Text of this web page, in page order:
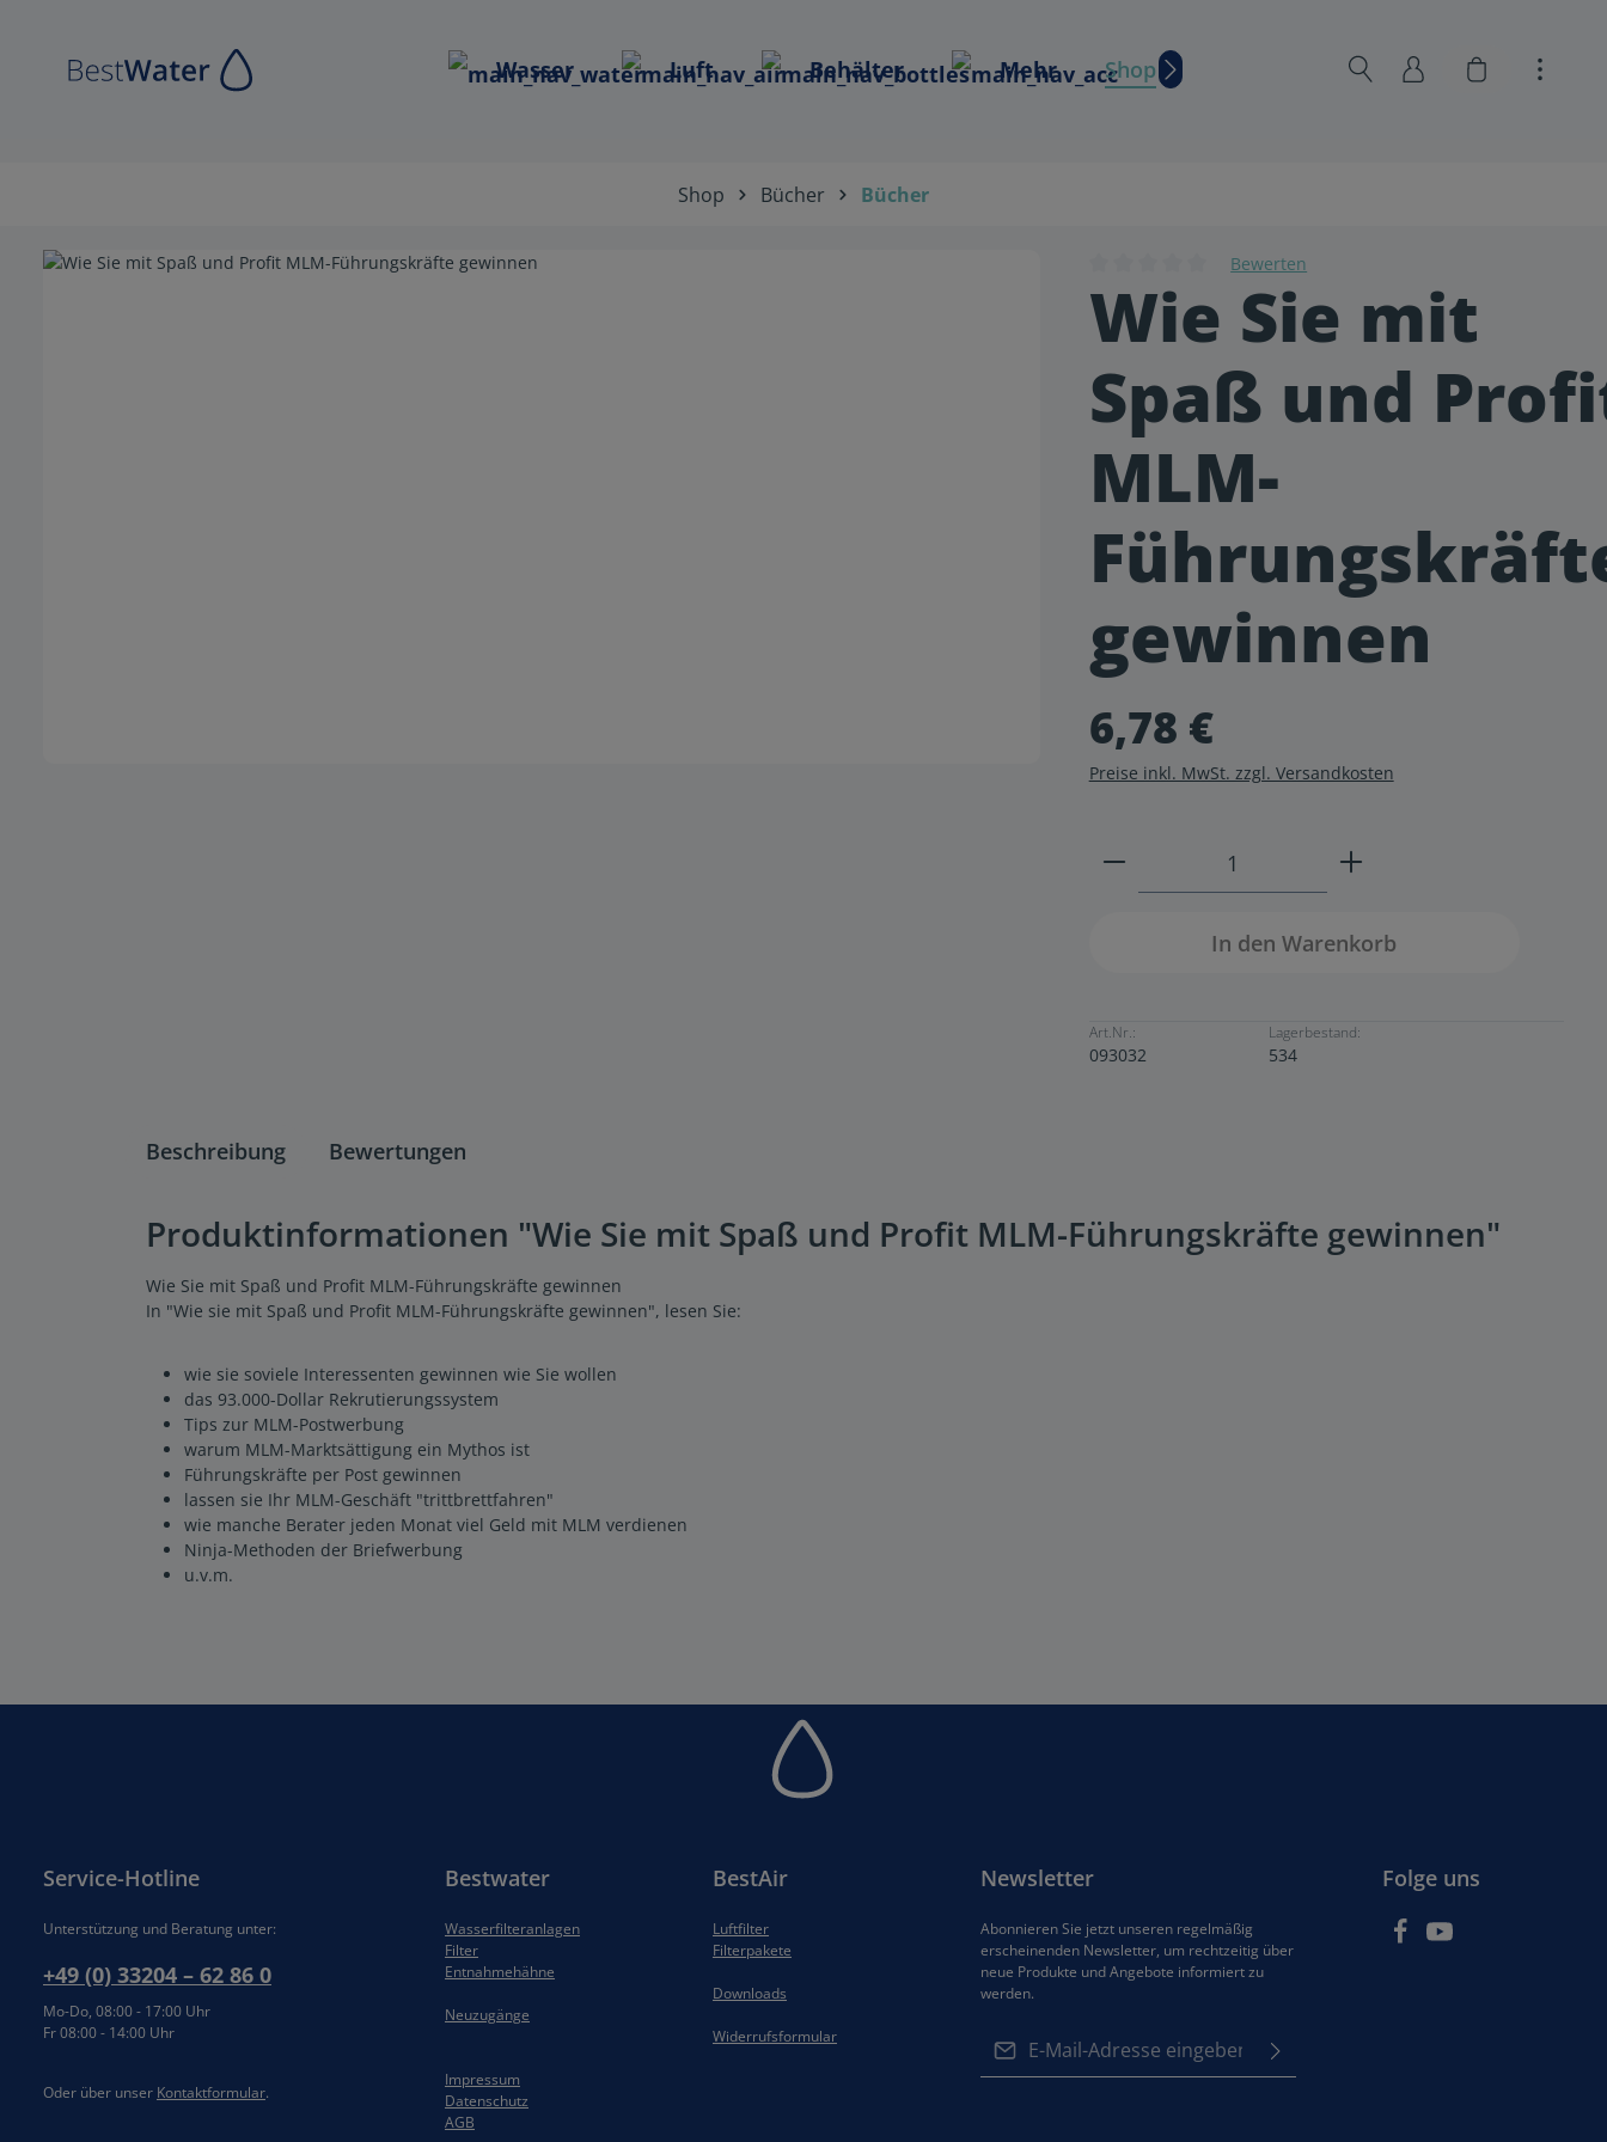
Wasser Luft Behälter Mehr Shop Warenkorb
Shop Bücher Bücher
Bildergalerie überspringen
Durchschnittliche Bewertung von 0 von 5 Sternen
Bewerten
Wie Sie mit
Spaß und
MLM-
gewinnen
6,78 €
Preise inkl. MwSt. zzgl. Versandkosten
Produkt Anzahl: Gib den
In den Warenkorb
Art.Nr.:
093032
Lagerbestand:
534
Beschreibung Bewertungen
Produktinformationen "Wie Sie mit Spaß und Profit MLM-Führungskräfte gewinnen"
Wie Sie mit Spaß und Profit MLM-Führungskräfte gewinnen
In "Wie sie mit Spaß und Profit MLM-Führungskräfte gewinnen", lesen Sie:
wie sie soviele Interessenten gewinnen wie Sie wollen
das 93.000-Dollar Rekrutierungssystem
Tips zur MLM-Postwerbung
warum MLM-Marktsättigung ein Mythos ist
Führungskräfte per Post gewinnen
lassen sie Ihr MLM-Geschäft "trittbrettfahren"
wie manche Berater jeden Monat viel Geld mit MLM verdienen
Ninja-Methoden der Briefwerbung
u.v.m.
Service-Hotline
Unterstützung und Beratung unter:
+49 (0) 33204 – 62 86 0
Mo-Do, 08:00 - 17:00 Uhr
Fr 08:00 - 14:00 Uhr
Oder über unser Kontaktformular.
Bestwater
Wasserfilteranlagen
Filter
Entnahmehähne
Neuzugänge
Impressum
Datenschutz
AGB
BestAir
Luftfilter
Filterpakete
Downloads
Widerrufsformular
Newsletter
Abonnieren Sie jetzt unseren regelmäßig
erscheinenden Newsletter, um rechtzeitig über
neue Produkte und Angebote informiert zu
werden.
Folge uns